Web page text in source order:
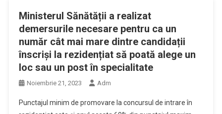
Ministerul Sănătății a realizat
demersurile necesare pentru ca un
număr cât mai mare dintre candidații
înscriși la rezidențiat să poată alege un
loc sau un post în specialitate
Noiembrie 21, 2023 Adm
Punctajul minim de promovare la concursul de intrare în